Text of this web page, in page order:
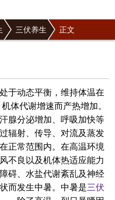
三伏养生 正文
于动态平衡，维持体温在
体代谢增速而产热增加。
腺分泌增加、呼吸加快等
辐射、传导、对流及蒸发
正常范围内。在高温环境
不良以及机体热适应能力
碍、水盐代谢紊乱及神经
而发生中暑。中暑是三伏